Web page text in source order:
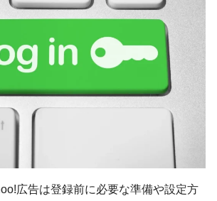
広告は登録前に必要な準備や設定方